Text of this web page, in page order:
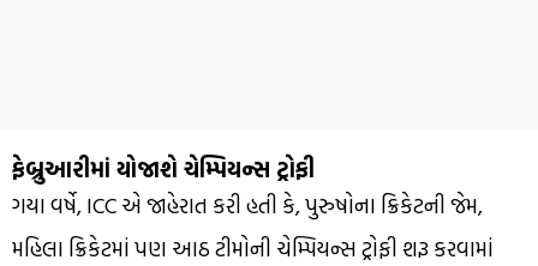
ફેબ્રુઆરીમાં યોજાશે ચેમ્પિયન્સ ટ્રોફી
ગયા વર્ષે, ICC એ જાહેરાત કરી હતી કે, પુરુષોના ક્રિકેટની જેમ,
મહિલા ક્રિકેટમાં પણ આઠ ટીમોની ચેમ્પિયન્સ ટ્રોફી શરૂ કરવામાં